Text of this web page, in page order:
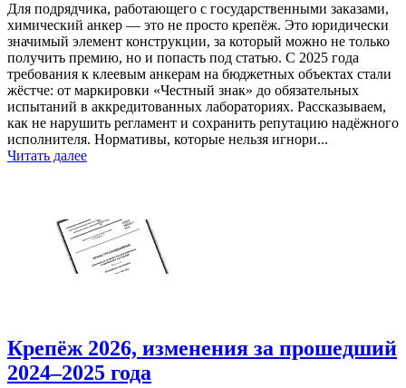
Для подрядчика, работающего с государственными заказами,
химический анкер — это не просто крепёж. Это юридически
значимый элемент конструкции, за который можно не только
получить премию, но и попасть под статью. С 2025 года
требования к клеевым анкерам на бюджетных объектах стали
жёстче: от маркировки «Честный знак» до обязательных
испытаний в аккредитованных лабораториях. Рассказываем,
как не нарушить регламент и сохранить репутацию надёжного
исполнителя. Нормативы, которые нельзя игнори...
Читать далее
Крепёж 2026, изменения за прошедший
2024–2025 года